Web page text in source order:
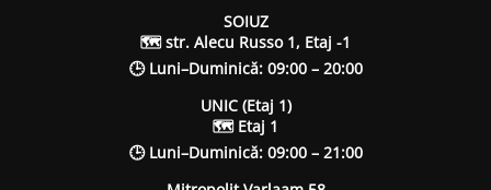
SOIUZ
🗺 str. Alecu Russo 1, Etaj -1
🕒 Luni–Duminică: 09:00 – 20:00
UNIC (Etaj 1)
🗺 Etaj 1
🕒 Luni–Duminică: 09:00 – 21:00